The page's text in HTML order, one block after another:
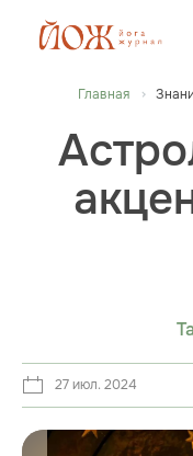
Главная
27 июл. 2024